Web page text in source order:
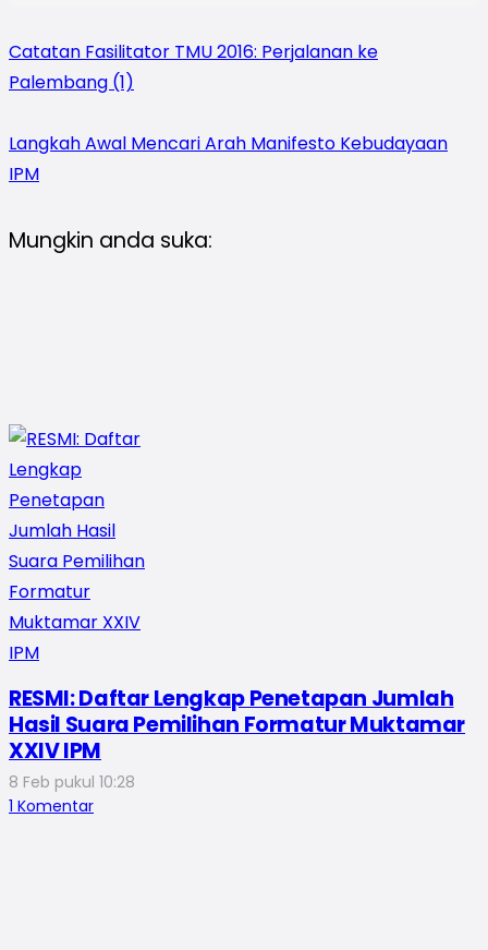
Catatan Fasilitator TMU 2016: Perjalanan ke
Palembang (1)
Langkah Awal Mencari Arah Manifesto Kebudayaan
IPM
Mungkin anda suka:
RESMI: Daftar Lengkap Penetapan Jumlah
Hasil Suara Pemilihan Formatur Muktamar
XXIV IPM
8 Feb pukul 10:28
1 Komentar